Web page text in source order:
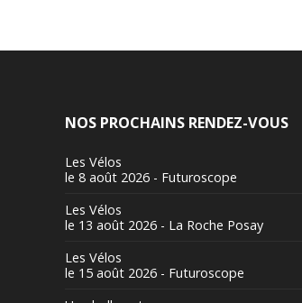
NOS PROCHAINS RENDEZ-VOUS
Les Vélos
le 8 août 2026 - Futuroscope
Les Vélos
le 13 août 2026 - La Roche Posay
Les Vélos
le 15 août 2026 - Futuroscope